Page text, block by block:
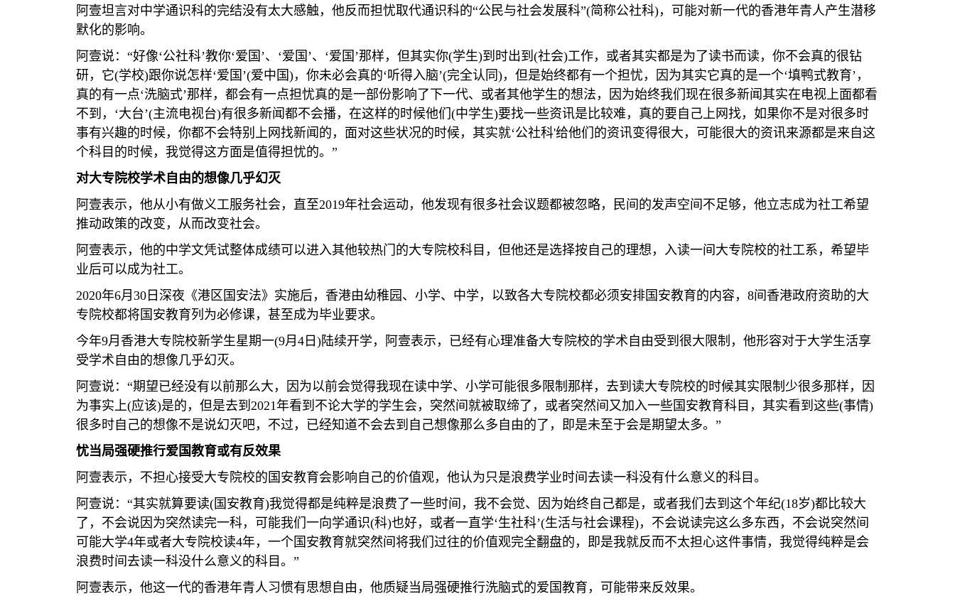
阿壹坦言对中学通识科的完结没有太大感触，他反而担忧取代通识科的“公民与社会发展科”(简称公社科)，可能对新一代的香港年青人产生潜移
默化的影响。
阿壹说：“好像‘公社科’教你‘爱国’、‘爱国’、‘爱国’那样，但其实你(学生)到时出到 (社会)工作，或者其实都是为了读书而读，你不会真的很钻
研，它(学校)跟你说怎样‘爱国’(爱中国)，你未必会真的‘听得入脑’(完全认同 )，但是始终都有一个担忧，因为其实它真的是一个‘填鸭式教育’，
真的有一点‘洗脑式’那样，都会有一点担忧真的是一部份影响了下一代、或者其他学生的想法，因为始终我们现在很多新闻其实在电视上面都看
不到，‘大台’(主流电视台)有很多新闻都不会播，在这样的时候他们 (中学生)要找一些资讯是比较难，真的要自己上网找，如果你不是对很多时
事有兴趣的时候，你都不会特别上网找新闻的，面对这些状况的时候，其实就‘公社科'给他们的资讯变得很大，可能很大的资讯来源都是来自这
个科目的时候，我觉得这方面是值得担忧的。”
对大专院校学术自由的想像几乎幻灭
阿壹表示，他从小有做义工服务社会，直至2019年社会运动，他发现有很多社会议题都被忽略，民间的发声空间不足够，他立志成为社工希望
推动政策的改变，从而改变社会。
阿壹表示，他的中学文凭试整体成绩可以进入其他较热门的大专院校科目，但他还是选择按自己的理想，入读一间大专院校的社工系，希望毕
业后可以成为社工。
2020年6月 30 日深夜《港区国安法》实施后，香港由幼稚园、小学、中学，以致各大专院校都必须安排国安教育的内容， 8间香港政府资助的大
专院校都将国安教育列为必修课，甚至成为毕业要求。
今年9月香港大专院校新学生星期一(9月 4 日 )陆续开学，阿壹表示，已经有心理准备大专院校的学术自由受到很大限制，他形容对于大学生活享
受学术自由的想像几乎幻灭。
阿壹说：“期望已经没有以前那么大，因为以前会觉得我现在读中学、小学可能很多限制那样，去到读大专院校的时候其实限制少很多那样，因
为事实上(应该)是的，但是去到 2021年看到不论大学的学生会，突然间就被取缔了，或者突然间又加入一些国安教育科目，其实看到这些(事情)
很多时自己的想像不是说幻灭吧，不过，已经知道不会去到自己想像那么多自由的了，即是未至于会是期望太多。”
忧当局强硬推行爱国教育或有反效果
阿壹表示，不担心接受大专院校的国安教育会影响自己的价值观，他认为只是浪费学业时间去读一科没有什么意义的科目。
阿壹说：“其实就算要读(国安教育)我觉得都是纯粹是浪费了一些时间，我不会觉、因为始终自己都是，或者我们去到这个年纪(18岁)都比较大
了，不会说因为突然读完一科，可能我们一向学通识(科)也好，或者一直学‘生社科’(生活与社会课程)，不会说读完这么多东西，不会说突然间
可能大学4年或者大专院校读4年，一个国安教育就突然间将我们过往的价值观完全翻盘的，即是我就反而不太担心这件事情，我觉得纯粹是会
浪费时间去读一科没什么意义的科目。”
阿壹表示，他这一代的香港年青人习惯有思想自由，他质疑当局强硬推行洗脑式的爱国教育，可能带来反效果。